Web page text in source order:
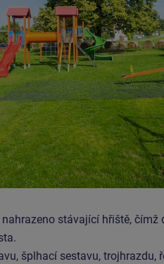
stávající hřiště,
šplhací sestavu,